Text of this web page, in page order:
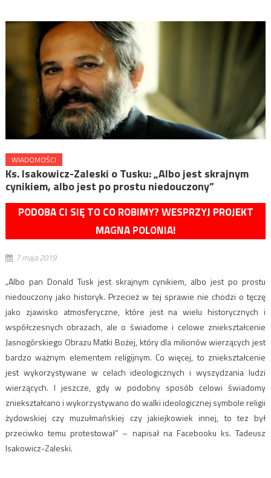
WIADOMOŚCI
Ks. Isakowicz-Zaleski o Tusku: „Albo jest skrajnym
cynikiem, albo jest po prostu niedouczony”
PODOBA CI SIĘ TO CO ROBIMY? WESPRZYJ PROJEKT
MAGNA POLONIA!
7 maja 2019
„Albo pan Donald Tusk jest skrajnym cynikiem, albo jest po prostu
niedouczony jako historyk. Przecież w tej sprawie nie chodzi o tęczę
jako zjawisko atmosferyczne, które jest na wielu historycznych i
współczesnych obrazach, ale o świadome i celowe zniekształcenie
Jasnogórskiego Obrazu Matki Bożej, który dla milionów wierzących jest
bardzo ważnym elementem religijnym. Co więcej, to zniekształcenie
jest wykorzystywane w celach ideologicznych i wyszydzania ludzi
wierzących. I jeszcze, gdy w podobny sposób celowi świadomy
zniekształcano i wykorzystywano do walki ideologicznej symbole religii
żydowskiej czy muzułmańskiej czy jakiejkowiek innej, to tez był
przeciwko temu protestował” – napisał na Facebooku ks. Tadeusz
Isakowicz-Zaleski.